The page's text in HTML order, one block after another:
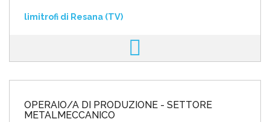
limitrofi di Resana (TV)
OPERAIO/A DI PRODUZIONE - SETTORE
METALMECCANICO